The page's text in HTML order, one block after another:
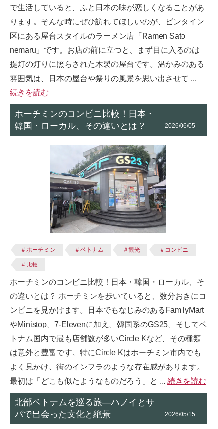
で生活していると、ふと日本の味が恋しくなることがあ
ります。そんな時にぜひ訪れてほしいのが、ビンタイン
区にある屋台スタイルのラーメン店「Ramen Sato
nemaru」です。お店の前に立つと、まず目に入るのは
提灯の灯りに照らされた木製の屋台です。温かみのある
雰囲気は、日本の屋台や祭りの風景を思い出させて ...
続きを読む
ホーチミンのコンビニ比較！日本・
韓国・ローカル、その違いとは？
2026/06/05
＃ホーチミン ＃ベトナム ＃観光 ＃コンビニ
＃比較
ホーチミンのコンビニ比較！日本・韓国・ローカル、そ
の違いとは？ ホーチミンを歩いていると、数分おきにコ
ンビニを見かけます。日本でもなじみのあるFamilyMart
やMinistop、7-Elevenに加え、韓国系のGS25、そしてベ
トナム国内で最も店舗数が多いCircle Kなど、その種類
は意外と豊富です。特にCircle Kはホーチミン市内でも
よく見かけ、街のインフラのような存在感があります。
最初は「どこも似たようなものだろう」と ... 続きを読む
北部ベトナムを巡る旅—ハノイとサ
パで出会った文化と絶景
2026/05/15